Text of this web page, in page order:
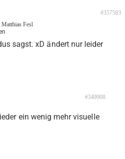
Matthias Fesl
#357583
sagst. xD ändert nur leider
#349908
ein wenig mehr visuelle